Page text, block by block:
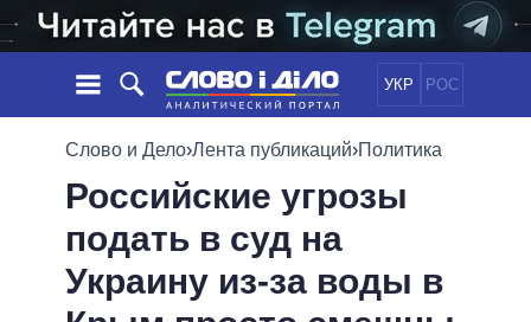
УКР РОС
НОВОСТИ
ЛЕНТА
СОБЫТИЯ
СТАТЬИ
МНЕНИЯ
ПОЛИТИКА
ЭКОНОМИКА
ОБЩЕСТВО
ОБЕЩАНИЯ
ПОЛИТИКИ
ВСЕ ПОЛИТИКИИНФОГРАФИКА
Слово и Дело›Лента публикаций›Политика
Российские угрозы
подать в суд на
Украину из-за воды в